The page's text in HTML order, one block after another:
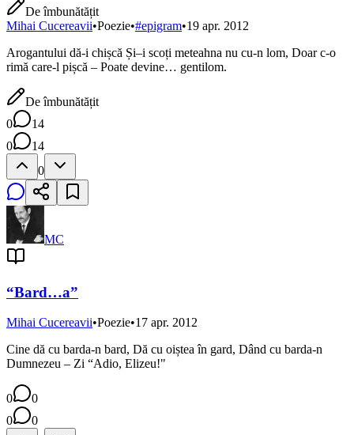
De îmbunătățit
Mihai Cucereavii•Poezie•#epigram•19 apr. 2012
Arogantului dă-i chișcă Și–i scoți meteahna nu cu-n lom, Doar c-o
rimă care-l pișcă – Poate devine… gentilom.
De îmbunătățit
0
14
0
14
0
MC
“Bard…a”
Mihai Cucereavii•Poezie•17 apr. 2012
Cine dă cu barda-n bard, Dă cu oiștea în gard, Dând cu barda-n
Dumnezeu – Zi “Adio, Elizeu!"
0
0
0
0